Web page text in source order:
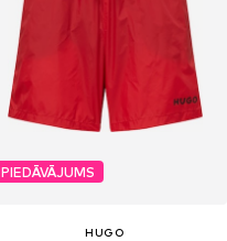
PIEDĀVĀJUMS
HUGO